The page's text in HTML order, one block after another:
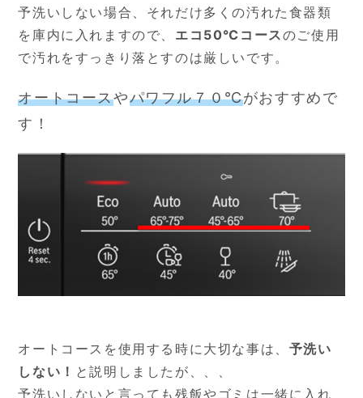
予洗いしない場合、それだけ多くの汚れた食器類
を庫内に入れますので、 エコ50℃コースのご使用
で汚れをすっきり落とすのは厳しいです。
オートコースやパワフル７０℃がおすすめで
す！
オートコースを使用する時に大切な事は、 予洗い
しない！ と説明しましたが、、、
予洗いしないと言っても残飯やゴミは一緒に入れ